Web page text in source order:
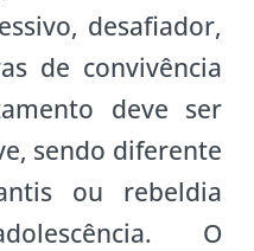
desafiador,
de convivência
deve ser
sendo diferente
ou rebeldia
O